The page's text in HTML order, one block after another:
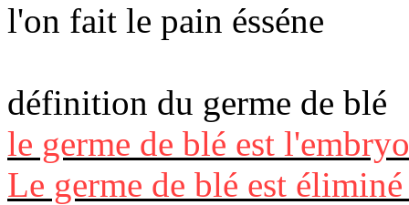
l'on fait le pain ésséne
définition du germe de blé
le germe de blé est
Le germe de blé est